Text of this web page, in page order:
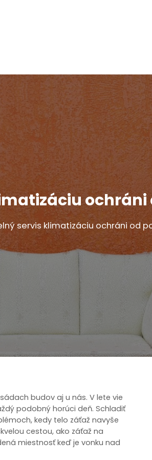
ochráni
servis klimatizáciu ochráni od
budov aj u nás. V lete vie
podobný horúci deň. Schladiť
kedy telo záťaž navyše
cestou, ako záťaž na
miestnosť keď je vonku nad